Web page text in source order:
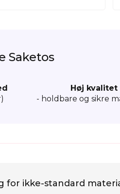
Saketos
Høj kvalitet
- holdbare og sikre
for ikke-standard